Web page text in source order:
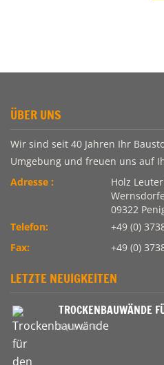
ÜBER UNS
Wir sind seit 40 Jahren Ihr
Umgebung und freuen uns auf
Adresse :
Holz
09322
Telefon:
+49 (0)
Fax:
+49 (0)
LETZTE NEUIGKEITEN
TROCKENBAUWÄNDE
9. Juli 2016